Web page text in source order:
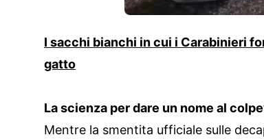
I sacchi bianchi in cui i Carabinieri
gatto
La scienza per dare un nome al
Mentre la smentita ufficiale sulle